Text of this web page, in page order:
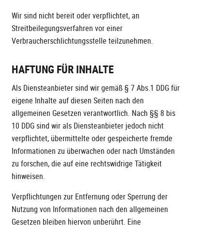
Wir sind nicht bereit oder verpflichtet, an
Streitbeilegungsverfahren vor einer
Verbraucherschlichtungsstelle teilzunehmen.
HAFTUNG FÜR INHALTE
Als Diensteanbieter sind wir gemäß § 7 Abs.1 DDG für
eigene Inhalte auf diesen Seiten nach den
allgemeinen Gesetzen verantwortlich. Nach §§ 8 bis
10 DDG sind wir als Diensteanbieter jedoch nicht
verpflichtet, übermittelte oder gespeicherte fremde
Informationen zu überwachen oder nach Umständen
zu forschen, die auf eine rechtswidrige Tätigkeit
hinweisen.
Verpflichtungen zur Entfernung oder Sperrung der
Nutzung von Informationen nach den allgemeinen
Gesetzen bleiben hiervon unberührt. Eine